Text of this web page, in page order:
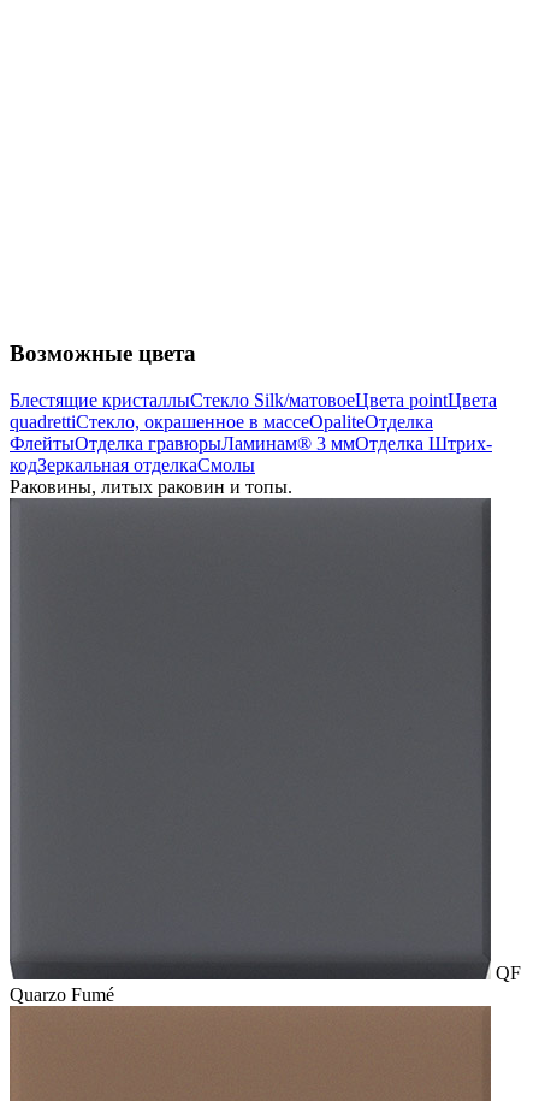
Возможные цвета
Блестящие кристаллыСтекло Silk/матовоеЦвета pointЦвета
quadrettiCтекло, окрашенное в массеOpaliteОтделка
ФлейтыОтделка гравюрыЛаминам® 3 ммОтделка Штрих-
кодЗеркальная отделкаСмолы
Раковины, литых раковин и топы.
QF
Quarzo Fumé